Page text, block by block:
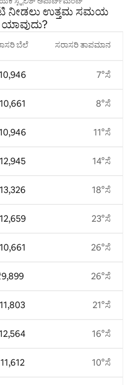
ನೀಡಲು ಉತ್ತಮ ಸಮಯ
ಯಾವುದು?
ಬೆಲೆ ಸರಾಸರಿ ತಾಪಮಾನ
7°ಸೆ
8°ಸೆ
11°ಸೆ
14°ಸೆ
18°ಸೆ
23°ಸೆ
26°ಸೆ
26°ಸೆ
21°ಸೆ
16°ಸೆ
10°ಸೆ